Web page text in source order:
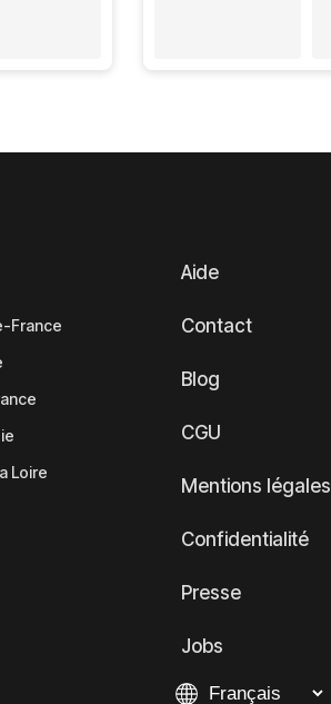
France
Loire
Aide
Contact
Blog
CGU
Mentions légales
Confidentialité
Presse
Jobs